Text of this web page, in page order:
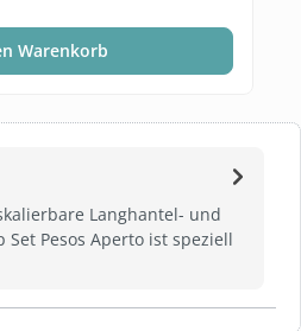
Langhantel- und
Set Pesos Aperto ist speziell
Warenkorb